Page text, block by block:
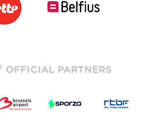
OFFICIAL PARTNERS